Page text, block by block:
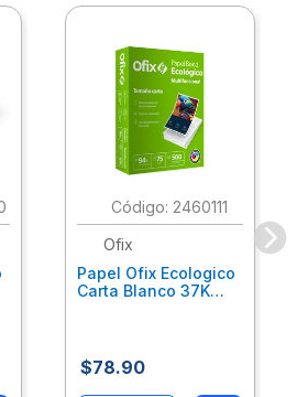
: 2460111
Ofix
Papel Ofix Ecologico
Carta Blanco 37K
$78.90